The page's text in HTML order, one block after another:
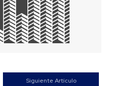
Siguiente Artículo